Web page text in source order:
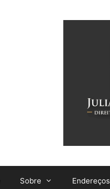
Sobre Endereços